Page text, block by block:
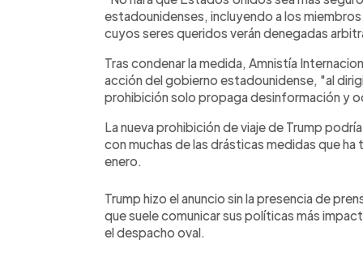
estadounidenses, incluyendo a los
cuyos seres queridos verán denegadas
Tras condenar la medida, Amnistía
acción del gobierno estadounidense, "al
prohibición solo propaga desinformación y
La nueva prohibición de viaje de Trump
con muchas de las drásticas medidas que
enero.
Trump hizo el anuncio sin la presencia de
que suele comunicar sus políticas más
el despacho oval.